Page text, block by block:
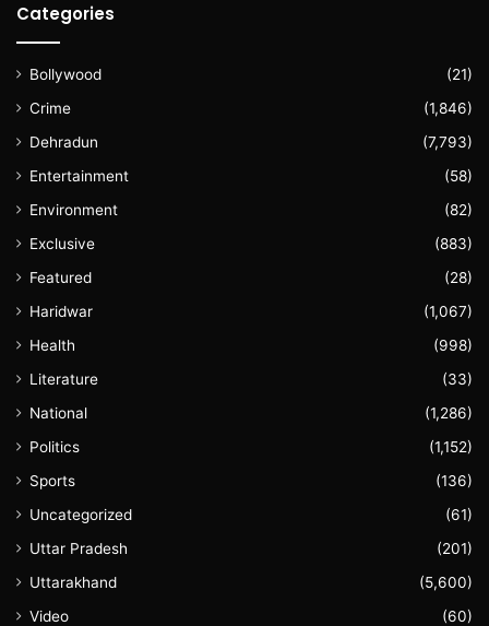
Categories
Bollywood
(21)
Crime
(1,846)
Dehradun
(7,793)
Entertainment
(58)
Environment
(82)
Exclusive
(883)
Featured
(28)
Haridwar
(1,067)
Health
(998)
Literature
(33)
National
(1,286)
Politics
(1,152)
Sports
(136)
Uncategorized
(61)
Uttar Pradesh
(201)
Uttarakhand
(5,600)
Video
(60)